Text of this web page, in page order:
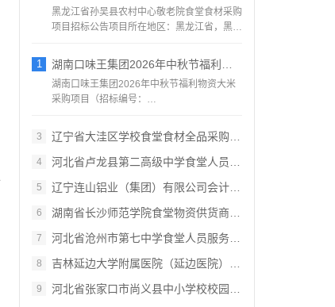
黑龙江省孙吴县农村中心敬老院食堂食材采购
项目招标公告项目所在地区：黑龙江省，黑河
1 湖南口味王集团2026年中秋节福利物资大
湖南口味王集团2026年中秋节福利物资大米
采购项目（招标编号：
3
辽宁省大洼区学校食堂食材全品采购配送服务
4 河北省卢龙县第二高级中学食堂人员管理服务
5 辽宁连山铝业（集团）有限公司会计外包服务
6 湖南省长沙师范学院食堂物资供货商采购项目
7 河北省沧州市第七中学食堂人员服务项目招标
8 吉林延边大学附属医院（延边医院）中药配方
9 河北省张家口市尚义县中小学校校园餐食材集